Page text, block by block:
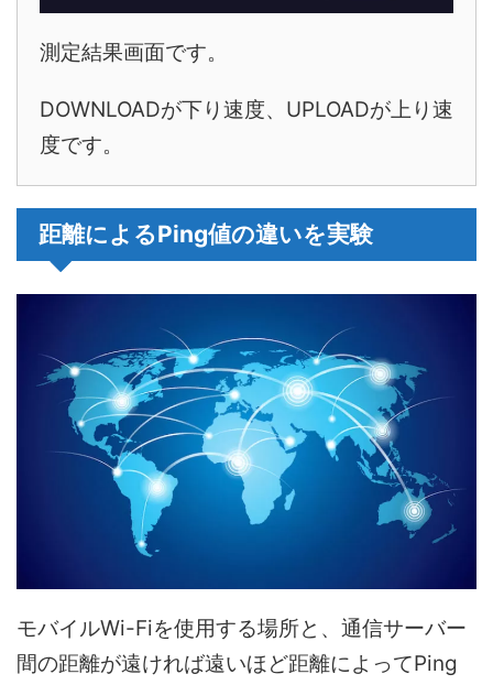
測定結果画面です。
DOWNLOADが下り速度、UPLOADが上り速
度です。
距離によるPing値の違いを実験
モバイルWi-Fiを使用する場所と、通信サーバー
間の距離が遠ければ遠いほど距離によってPing